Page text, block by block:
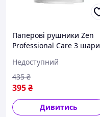
Паперові рушники Zen
Professional Care 3 шари
(5944582100305)
Недоступний
395₴
435 ₴
Дивитись